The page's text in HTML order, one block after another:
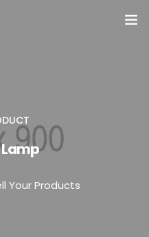
Your Products